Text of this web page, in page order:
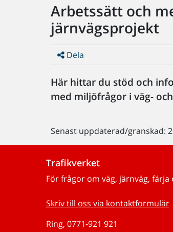
Arbetssätt och
järnvägsprojekt
Dela
Här hittar du stöd och
med miljöfrågor i väg-
Senast uppdaterad/granskad:
Trafikverket
För frågor om väg, järnväg,
Skriv till oss via kontaktformulär
Ring, 0771-921 921